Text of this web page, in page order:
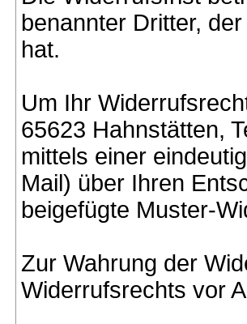
benannter Dritter,
hat.
Um Ihr
65623 Hahnstätten,
mittels einer
Mail) über Ihren
beigefügte Muster-
Zur Wahrung der
Widerrufsrechts vor